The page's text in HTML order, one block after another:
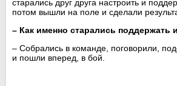
старались друг друга настроить и
потом вышли на поле и сделали
– Как именно старались поддержать
– Собрались в команде, поговорили,
и пошли вперед, в бой.